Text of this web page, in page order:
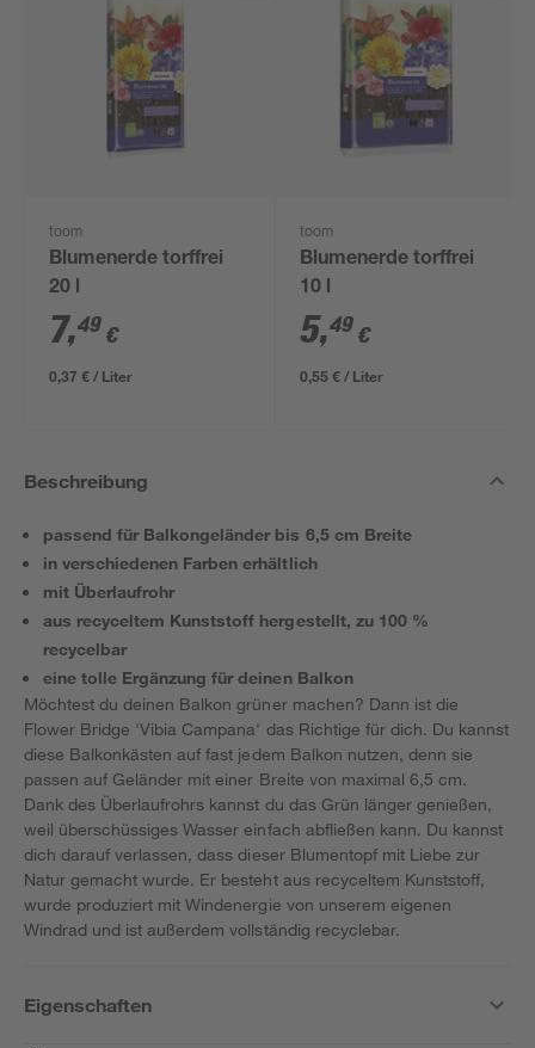
toom
Blumenerde torffrei
20 l
7,49 €
0,37 € / Liter
toom
Blumenerde torffrei
10 l
5,49 €
0,55 € / Liter
Beschreibung
passend für Balkongeländer bis 6,5 cm Breite
in verschiedenen Farben erhältlich
mit Überlaufrohr
aus recyceltem Kunststoff hergestellt, zu 100 %
recycelbar
eine tolle Ergänzung für deinen Balkon
Möchtest du deinen Balkon grüner machen? Dann ist die
Flower Bridge 'Vibia Campana' das Richtige für dich. Du kannst
diese Balkonkästen auf fast jedem Balkon nutzen, denn sie
passen auf Geländer mit einer Breite von maximal 6,5 cm.
Dank des Überlaufrohrs kannst du das Grün länger genießen,
weil überschüssiges Wasser einfach abfließen kann. Du kannst
dich darauf verlassen, dass dieser Blumentopf mit Liebe zur
Natur gemacht wurde. Er besteht aus recyceltem Kunststoff,
wurde produziert mit Windenergie von unserem eigenen
Windrad und ist außerdem vollständig recyclebar.
Eigenschaften